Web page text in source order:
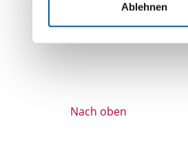
Ablehnen
Nach oben